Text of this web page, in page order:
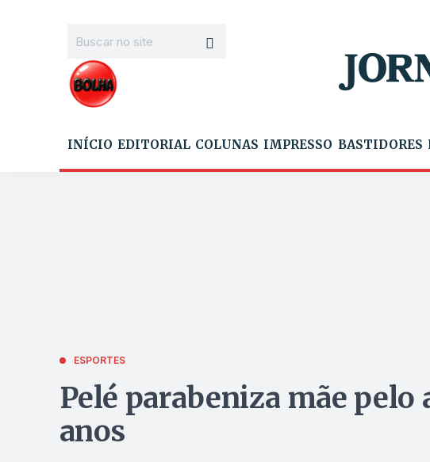
INÍCIO EDITORIAL COLUNAS IMPRESSO BASTIDORES
ESPORTES
Pelé parabeniza mãe pelo
anos